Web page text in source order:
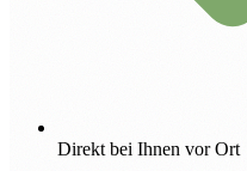
Direkt bei Ihnen vor Ort